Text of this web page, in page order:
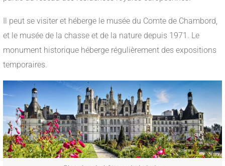
Il peut se visiter et héberge le musée du Comte de Chambord,
et le musée de la chasse et de la nature depuis 1971. Le
monument historique héberge régulièrement des expositions
temporaires.